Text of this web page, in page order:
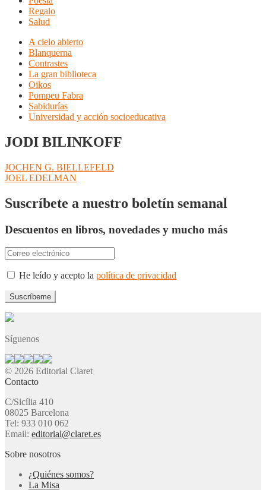
Regalo
Salud
A cielo abierto
Blanquerna
Contrastes
La gran biblioteca
Oikos
Pompeu Fabra
Sabidurías
Universidad y acción socioeducativa
JODI BILINKOFF
Navegación
de
entradas
Anterior:
JOCHEN G. BIELLEFELD
Siguiente:
JOEL EDELMAN
Suscríbete a nuestro boletín semanal
Descuentos en libros, novedades y mucho más
He leído y acepto la política de privacidad
Síguenos
© 2026 Editorial Claret
Contacto
C/Sicília 410
08025 Barcelona
Tel: 933 010 062
Email: editorial@claret.es
Sobre nosotros
¿Quiénes somos?
La Misa